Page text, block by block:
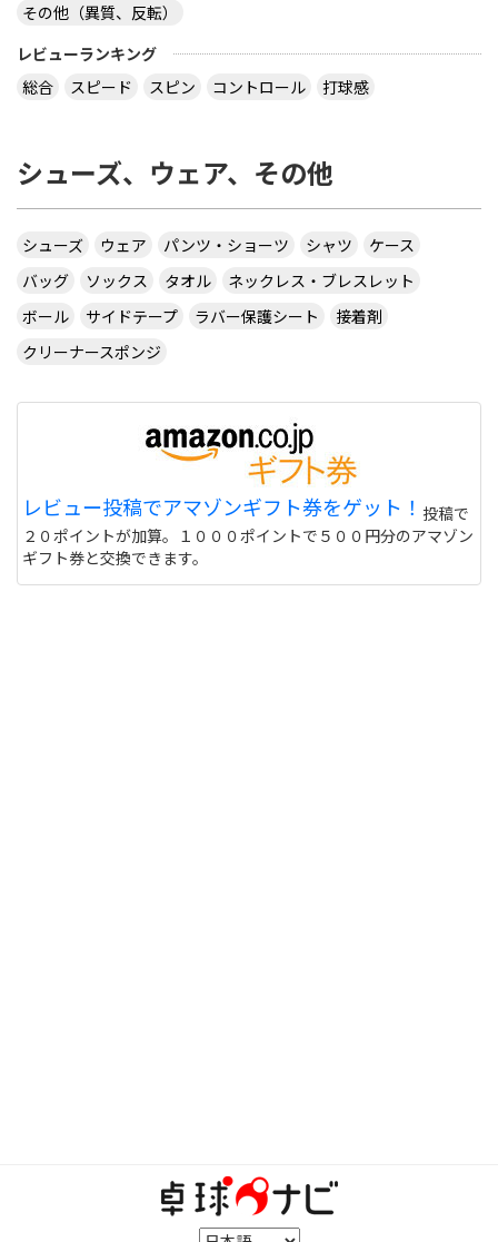
その他（異質、反転）
レビューランキング
総合
スピード スピン コントロール 打球感
シューズ、ウェア、その他
シューズ ウェア パンツ・ショーツ シャツ
ケース
バッグ
ソックス タオル
ネックレス・ブレスレット
ボール
サイドテープ ラバー保護シート
接着剤
クリーナースポンジ
レビュー投稿でアマゾンギフト券をゲット！ 投稿で
２０ポイントが加算。１０００ポイントで５００円分のアマゾン
ギフト券と交換できます。